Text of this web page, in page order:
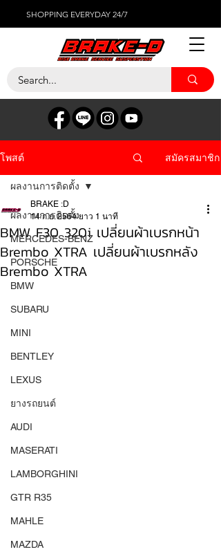
SHOPPING EVERYDAY 24/7
โพสต์ สมัครสมาชิก
ผลงานการติดตั้ง
MERCEDES-BENZ
PORSCHE
BMW
SUBARU
MINI
BENTLEY
LEXUS
ยางรถยนต์
AUDI
MASERATI
LAMBORGHINI
GTR R35
MAHLE
MAZDA
ผลงานการติดตั้ง
BMW F30 320i เปลี่ยนผ้าเบรกหน้า
Brembo XTRA เปลี่ยนผ้าเบรกหลัง
Brembo XTRA
BRAKE :D
14 ก.ย. 2564 ยาว 1 นาที